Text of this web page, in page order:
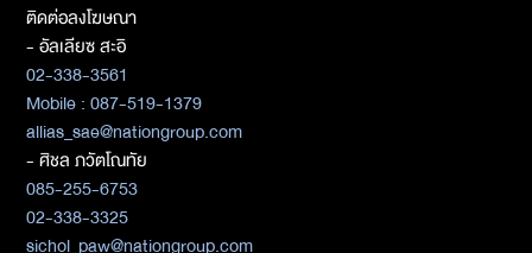
ติดต่อลงโฆษณา
- อัลเลียซ สะอิ
02-338-3561
Mobile : 087-519-1379
allias_sae@nationgroup.com
- ศิชล ภวัตโณทัย
085-255-6753
02-338-3325
sichol_paw@nationgroup.com